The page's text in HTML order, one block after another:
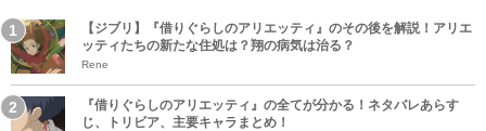
【ジブリ】『借りぐらしのアリエッティ』のその後を解説！アリエ
ッティたちの新たな住処は？翔の病気は治る？
Rene
『借りぐらしのアリエッティ』の全てが分かる！ネタバレあらす
じ、トリビア、主要キャラまとめ！